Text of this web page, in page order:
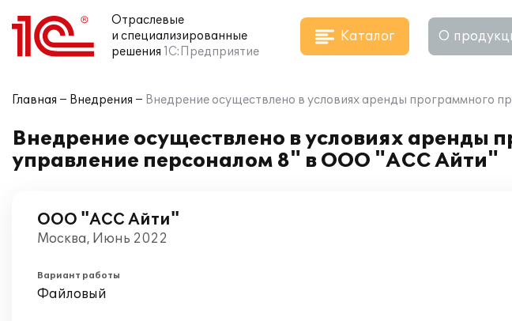
Отраслевые
и специализированные
решения 1С:Предприятие
Каталог О
Главная Внедрения Внедрение осуществлено в условиях аренды программного
Внедрение осуществлено в условиях аренды
управление персоналом 8" в ООО "АСС Айти"
ООО "АСС Айти"
Москва, Июнь 2022
Вариант работы
Файловый